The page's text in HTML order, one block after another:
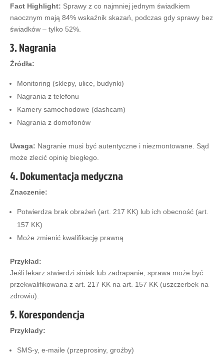
Fact Highlight: Sprawy z co najmniej jednym świadkiem
naocznym mają 84% wskaźnik skazań, podczas gdy sprawy bez
świadków – tylko 52%.
3. Nagrania
Źródła:
Monitoring (sklepy, ulice, budynki)
Nagrania z telefonu
Kamery samochodowe (dashcam)
Nagrania z domofonów
Uwaga: Nagranie musi być autentyczne i niezmontowane. Sąd
może zlecić opinię biegłego.
4. Dokumentacja medyczna
Znaczenie:
Potwierdza brak obrażeń (art. 217 KK) lub ich obecność (art.
157 KK)
Może zmienić kwalifikację prawną
Przykład:
Jeśli lekarz stwierdzi siniak lub zadrapanie, sprawa może być
przekwalifikowana z art. 217 KK na art. 157 KK (uszczerbek na
zdrowiu).
5. Korespondencja
Przykłady:
SMS-y, e-maile (przeprosiny, groźby)